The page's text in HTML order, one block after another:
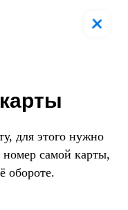
для этого нужно
самой карты,
обороте.